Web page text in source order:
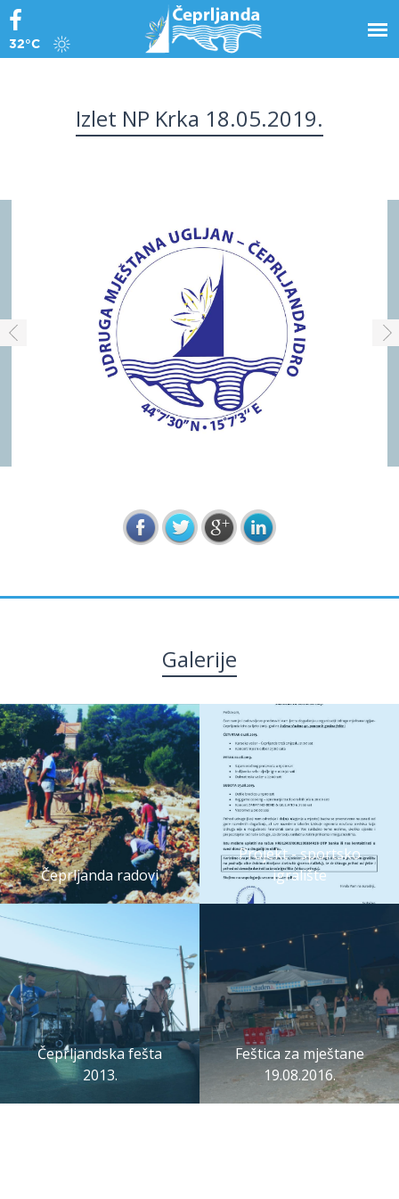
32°C
Izlet NP Krka 18.05.2019.
Galerije
Čeprljanda radovi
Projekt - sportsko
igralište
Čeprljandska fešta
2013.
Feštica za mještane
19.08.2016.